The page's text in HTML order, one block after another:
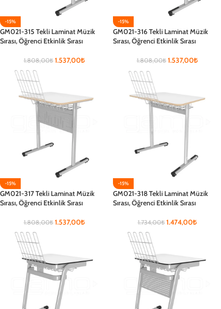
-15%
GM021-315 Tekli Laminat Müzik
Sırası, Öğrenci Etkinlik Sırası
1.808,00₺ 1.537,00₺
-15%
GM021-316 Tekli Laminat Müzik
Sırası, Öğrenci Etkinlik Sırası
1.808,00₺ 1.537,00₺
-15%
GM021-317 Tekli Laminat Müzik
Sırası, Öğrenci Etkinlik Sırası
1.808,00₺ 1.537,00₺
-15%
GM021-318 Tekli Laminat Müzik
Sırası, Öğrenci Etkinlik Sırası
1.734,00₺ 1.474,00₺